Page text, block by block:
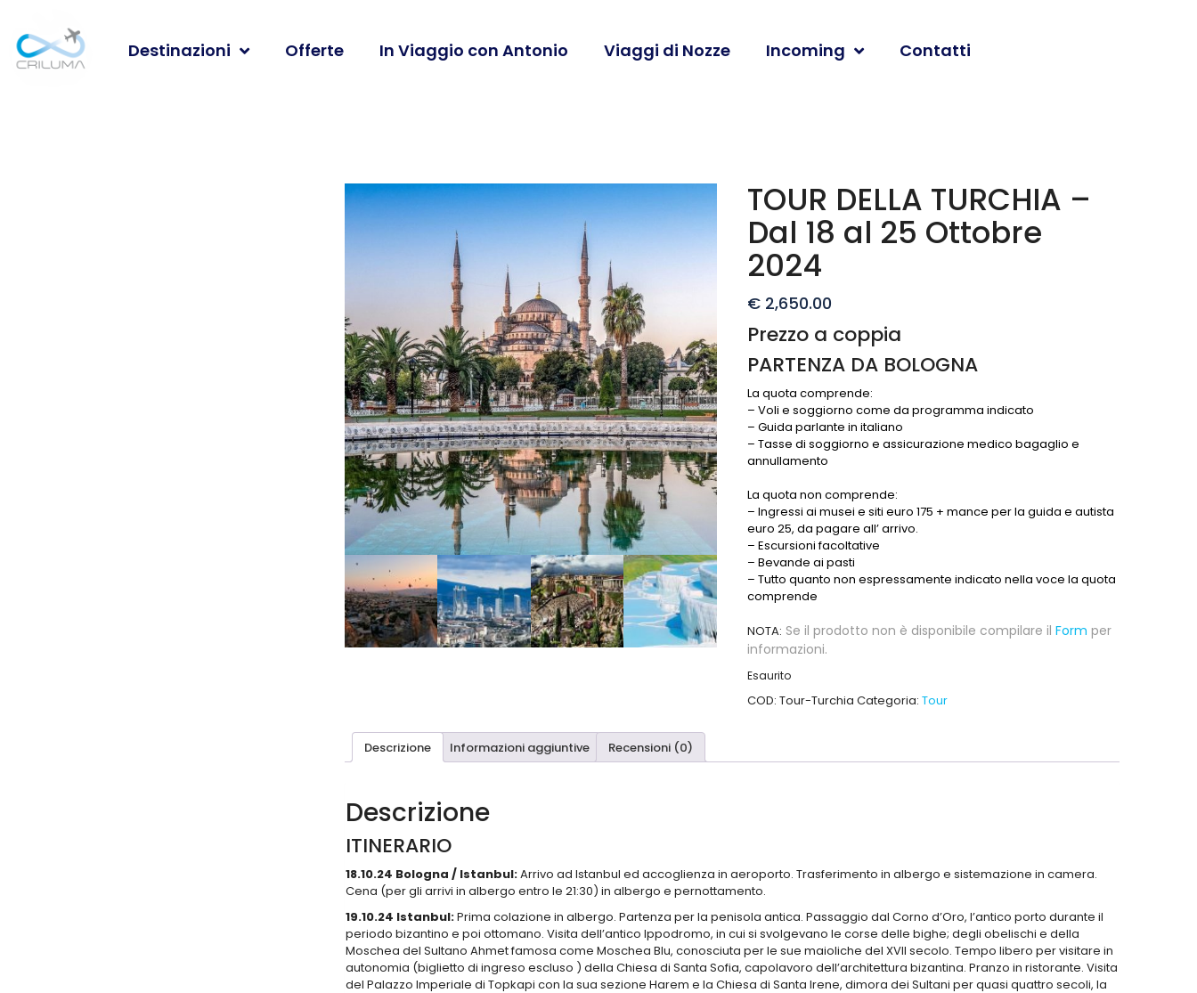
Destinazioni Offerte In Viaggio con Antonio Viaggi di Nozze Incoming Contatti
TOUR DELLA TURCHIA –
Dal 18 al 25 Ottobre
2024
€ 2,650.00
Prezzo a coppia
PARTENZA DA BOLOGNA
La quota comprende:
– Voli e soggiorno come da programma indicato
– Guida parlante in italiano
– Tasse di soggiorno e assicurazione medico bagaglio e
annullamento
La quota non comprende:
– Ingressi ai musei e siti euro 175 + mance per la guida e autista
euro 25, da pagare all’ arrivo.
– Escursioni facoltative
– Bevande ai pasti
– Tutto quanto non espressamente indicato nella voce la quota
comprende
NOTA: Se il prodotto non è disponibile compilare ilForm per
informazioni.
Esaurito
COD:Tour-Turchia Categoria:Tour
Descrizione Informazioni aggiuntive Recensioni (0)
Descrizione
ITINERARIO
18.10.24 Bologna / Istanbul:Arrivo ad Istanbul ed accoglienza in aeroporto. Trasferimento in albergo e sistemazione in camera.
Cena (per gli arrivi in albergo entro le 21:30) in albergo e pernottamento.
19.10.24 Istanbul:Prima colazione in albergo. Partenza per la penisola antica. Passaggio dal Corno d’Oro, l’antico porto durante il
periodo bizantino e poi ottomano. Visita dell’antico Ippodromo, in cui si svolgevano le corse delle bighe; degli obelischi e della
Moschea del Sultano Ahmet famosa come Moschea Blu, conosciuta per le sue maioliche del XVII secolo. Tempo libero per visitare in
autonomia (biglietto di ingreso escluso ) della Chiesa di Santa Sofia, capolavoro dell’architettura bizantina. Pranzo in ristorante. Visita
del Palazzo Imperiale di Topkapi con la sua sezione Harem e la Chiesa di Santa Irene, dimora dei Sultani per quasi quattro secoli, la